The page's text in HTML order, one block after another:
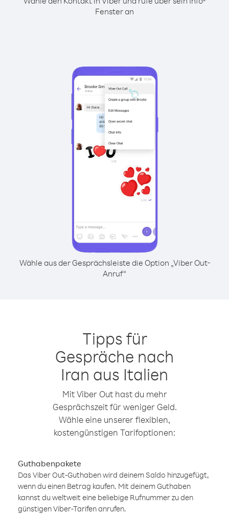
Fenster an
Wähle aus der Gesprächsleiste die Option „Viber Out-
Anruf“
Tipps für
Gespräche nach
Iran aus Italien
Mit Viber Out hast du mehr
Gesprächszeit für weniger Geld.
Wähle eine unserer flexiblen,
kostengünstigen Tarifoptionen:
Guthabenpakete
Das Viber Out-Guthaben wird deinem Saldo hinzugefügt,
wenn du einen Betrag kaufen. Mit deinem Guthaben
kannst du weltweit eine beliebige Rufnummer zu den
günstigen Viber-Tarifen anrufen.